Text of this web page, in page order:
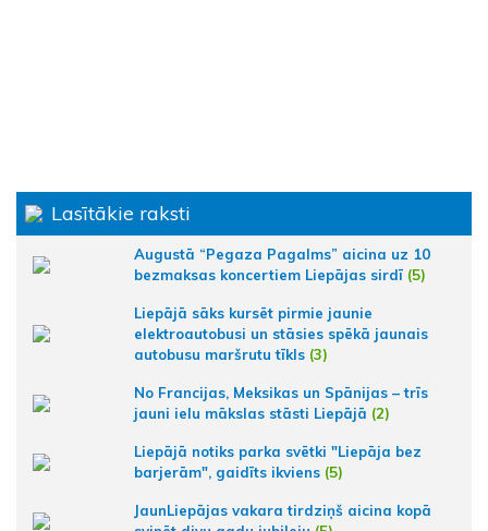
Lasītākie raksti
Augustā “Pegaza Pagalms” aicina uz 10
bezmaksas koncertiem Liepājas sirdī (5)
Liepājā sāks kursēt pirmie jaunie
elektroautobusi un stāsies spēkā jaunais
autobusu maršrutu tīkls (3)
No Francijas, Meksikas un Spānijas – trīs
jauni ielu mākslas stāsti Liepājā (2)
Liepājā notiks parka svētki "Liepāja bez
barjerām", gaidīts ikviens (5)
JaunLiepājas vakara tirdziņš aicina kopā